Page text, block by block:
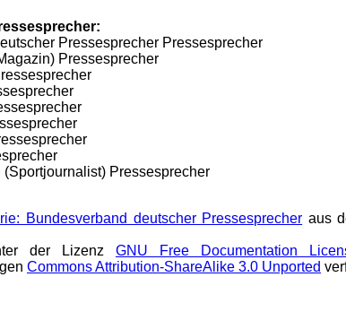
Pressesprecher Pressesprecher
Pressesprecher
(Sportjournalist) Pressesprecher
Bundesverband deutscher Pressesprecher aus
der Lizenz GNU Free Documentation
Commons Attribution-ShareAlike 3.0 Unported